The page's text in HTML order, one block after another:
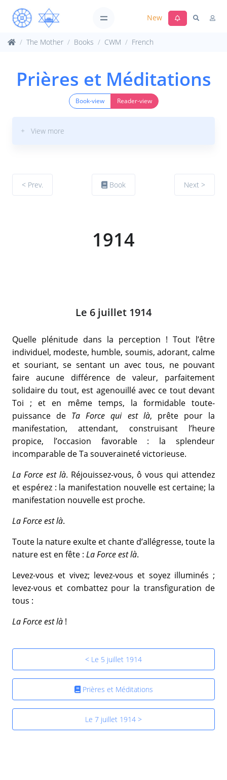
New
The Mother Books CWM French
Prières et Méditations
Book-view Reader-view
+ View more
< Prev. Book Next >
1914
Le 6 juillet 1914
Quelle plénitude dans la perception ! Tout l’être
individuel, modeste, humble, soumis, adorant, calme
et souriant, se sentant un avec tous, ne pouvant
faire aucune différence de valeur, parfaitement
solidaire du tout, est agenouillé avec ce tout devant
Toi ; et en même temps, la formidable toute-
puissance de Ta Force qui est là, prête pour la
manifestation, attendant, construisant l’heure
propice, l’occasion favorable : la splendeur
incomparable de Ta souveraineté victorieuse.
La Force est là. Réjouissez-vous, ô vous qui attendez
et espérez : la manifestation nouvelle est certaine; la
manifestation nouvelle est proche.
La Force est là.
Toute la nature exulte et chante d’allégresse, toute la
nature est en fête : La Force est là.
Levez-vous et vivez; levez-vous et soyez illuminés ;
levez-vous et combattez pour la transfiguration de
tous :
La Force est là !
< Le 5 juillet 1914
Prières et Méditations
Le 7 juillet 1914 >